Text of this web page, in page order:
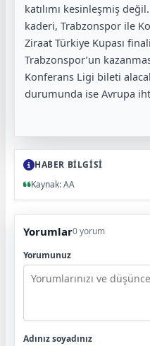
katılımı kesinleşmiş
kaderi, Trabzonspor ile
Ziraat Türkiye Kupası
Trabzonspor’un
Konferans Ligi bileti
durumunda ise Avrupa
HABER BİLGİSİ
Kaynak: AA
Yorumlar0 yorum
Yorumunuz
Adınız soyadınız